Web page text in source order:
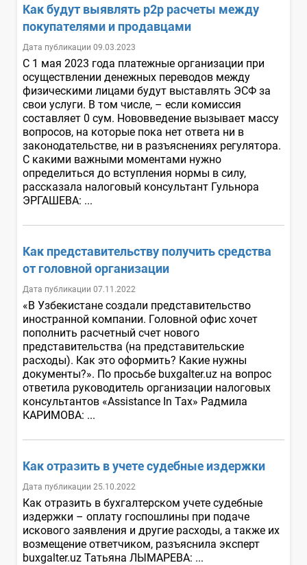
Как будут выявлять p2p расчеты между
покупателями и продавцами
Дата публикации 09.03.2023
С 1 мая 2023 года платежные организации при
осуществлении денежных переводов между
физическими лицами будут выставлять ЭСФ за
свои услуги. В том числе, – если комиссия
составляет 0 сум. Нововведение вызывает массу
вопросов, на которые пока нет ответа ни в
законодательстве, ни в разъяснениях регулятора.
С какими важными моментами нужно
определиться до вступления нормы в силу,
рассказала налоговый консультант Гульнора
ЭРГАШЕВА: ...
Как представительству получить средства
от головной организации
Дата публикации 07.11.2022
«В Узбекистане создали представительство
иностранной компании. Головной офис хочет
пополнить расчетный счет нового
представительства (на представительские
расходы). Как это оформить? Какие нужны
документы?». По просьбе buxgalter.uz на вопрос
ответила руководитель организации налоговых
консультантов «Assistance In Tax» Радмила
КАРИМОВА: ...
Как отразить в учете судебные издержки
Дата публикации 25.10.2022
Как отразить в бухгалтерском учете судебные
издержки – оплату госпошлины при подаче
искового заявления и другие расходы, а также их
возмещение ответчиком, разъяснила эксперт
buxgalter.uz Татьяна ЛЫМАРЕВА: ...